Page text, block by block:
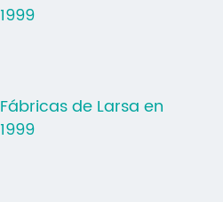
1999
Fábricas de Larsa en
1999